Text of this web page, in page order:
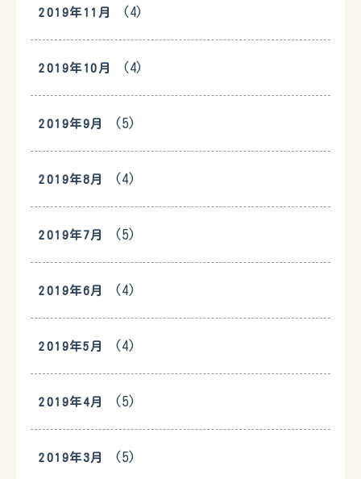
2019年11月 (4)
2019年10月 (4)
2019年9月 (5)
2019年8月 (4)
2019年7月 (5)
2019年6月 (4)
2019年5月 (4)
2019年4月 (5)
2019年3月 (5)